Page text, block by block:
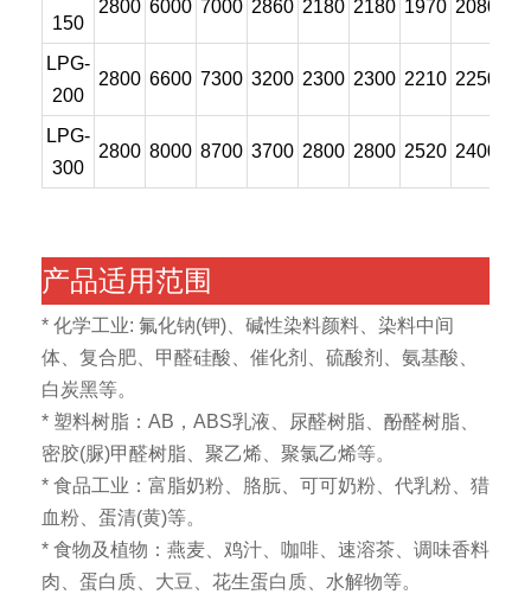
150
2800 6000 7000 2860 2180 2180 1970 2080
LPG-
200
2800 6600 7300 3200 2300 2300 2210 2250
LPG-
300
2800 8000 8700 3700 2800 2800 2520 2400
产品适用范围
* 化学工业: 氟化钠(钾)、碱性染料颜料、染料中间
体、复合肥、甲醛硅酸、催化剂、硫酸剂、氨基酸、
白炭黑等。
* 塑料树脂：AB，ABS乳液、尿醛树脂、酚醛树脂、
密胶(脲)甲醛树脂、聚乙烯、聚氯乙烯等。
* 食品工业：富脂奶粉、胳朊、可可奶粉、代乳粉、猎
血粉、蛋清(黄)等。
* 食物及植物：燕麦、鸡汁、咖啡、速溶茶、调味香料
肉、蛋白质、大豆、花生蛋白质、水解物等。